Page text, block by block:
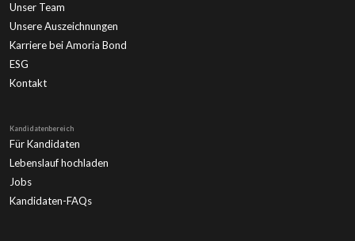
Unser Team
Unsere Auszeichnungen
Karriere bei Amoria Bond
ESG
Kontakt
Kandidatenbereich
Für Kandidaten
Lebenslauf hochladen
Jobs
Kandidaten-FAQs